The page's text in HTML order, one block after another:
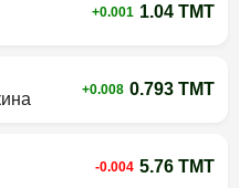
+0.001 1.04 TMT
+0.008 0.793 TMT
-0.004 5.76 TMT